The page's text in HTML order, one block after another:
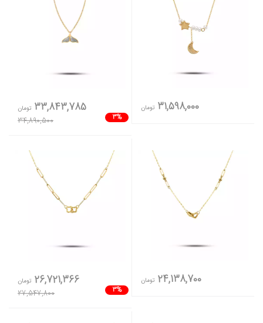
31,598,000 تومان
3%
33,843,785 تومان
34,890,500
24,138,700 تومان
3%
26,721,366 تومان
27,547,800